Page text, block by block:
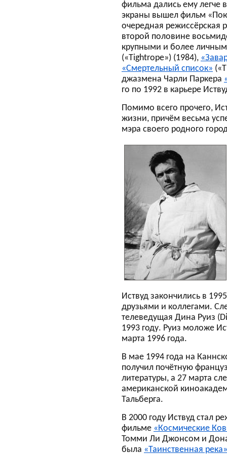
фильма дались ему легче
экраны вышел фильм
очередная режиссёрская
второй половине
крупными и более
(«Tightrope») (1984),
«Смертельный список»
джазмена Чарли Паркера
го по 1992 в карьере
Помимо всего прочего,
жизни, причём весьма
мэра своего родного
Иствуд закончились в
друзьями и коллегами.
телеведущая Дина Руиз
1993 году. Руиз моложе
марта 1996 года.
В мае 1994 года на
получил почётную
литературы, а 27 марта
американской
Тальберга.
В 2000 году Иствуд стал
фильме «Космические
Томми Ли Джонсом и
была «Таинственная река»